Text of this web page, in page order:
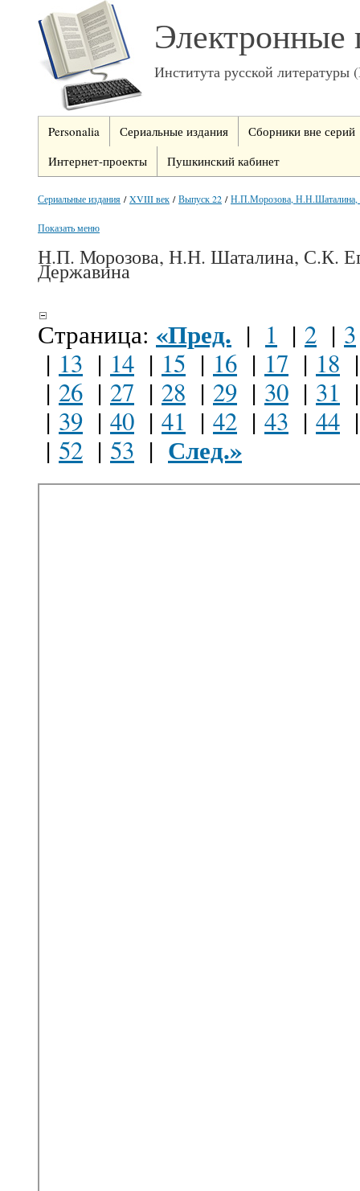
Электронные
Института русской
Personalia Сериальные издания
Сборники вне серий
Интернет-проекты
Пушкинский кабинет
Сериальные издания /XVIII век /Выпуск 22 /Н.П.Морозова, Н.Н.Шаталина,
Показать меню
Н.П. Морозова, Н.Н. Шаталина, С.К.
Державина
Страница: «Пред. | 1 | 2 | 3
| 13 | 14 | 15 | 16 | 17 | 18
| 26 | 27 | 28 | 29 | 30 | 31
| 39 | 40 | 41 | 42 | 43 | 44
| 52 | 53 | След.»